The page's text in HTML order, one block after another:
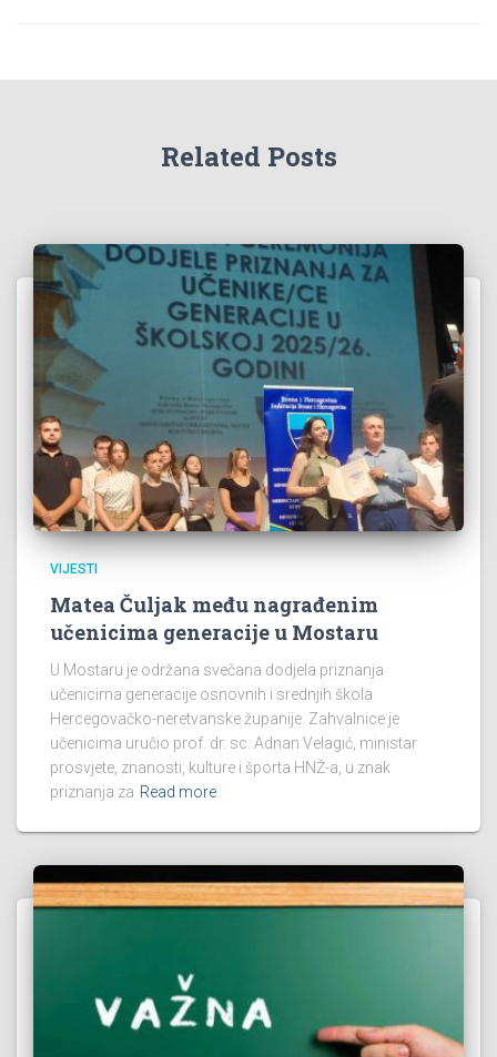
Related Posts
VIJESTI
Matea Čuljak među nagrađenim
učenicima generacije u Mostaru
U Mostaru je održana svečana dodjela priznanja
učenicima generacije osnovnih i srednjih škola
Hercegovačko-neretvanske županije. Zahvalnice je
učenicima uručio prof. dr. sc. Adnan Velagić, ministar
prosvjete, znanosti, kulture i športa HNŽ-a, u znak
priznanja za Read more